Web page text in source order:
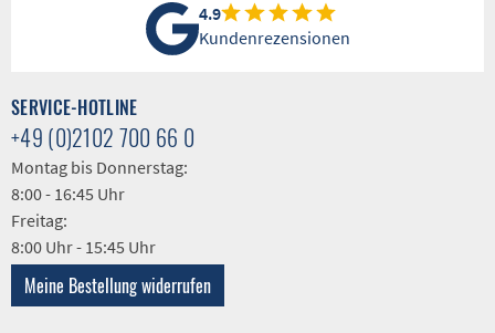
4.9
Kundenrezensionen
SERVICE-HOTLINE
+49 (0)2102 700 66 0
Montag bis Donnerstag:
8:00 - 16:45 Uhr
Freitag:
8:00 Uhr - 15:45 Uhr
Meine Bestellung widerrufen